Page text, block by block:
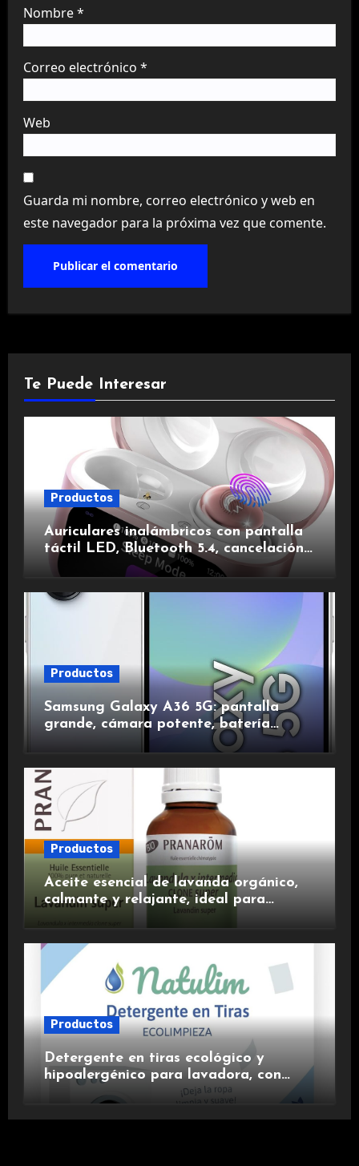
Nombre*
Correo electrónico *
Web
Guarda mi nombre, correo electrónico y web en
este navegador para la próxima vez que comente.
Te Puede Interesar
Productos
Auriculares inalámbricos con pantalla
táctil LED, Bluetooth 5.4, cancelación
de ruido, impermeables y de larga
duración.
Productos
Samsung Galaxy A36 5G: pantalla
grande, cámara potente, batería
duradera y carga rápida para una
experiencia premium.
Productos
Aceite esencial de lavanda orgánico,
calmante y relajante, ideal para
Productos
Detergente en tiras ecológico y
hipoalergénico para lavadora, con
suavizante incluido y fragancia de